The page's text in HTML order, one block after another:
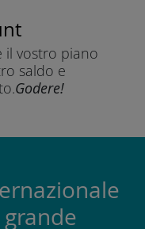
il vostro piano
saldo e
Godere!